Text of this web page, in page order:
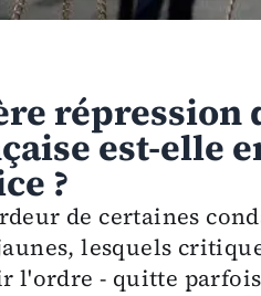
répression
est-elle
?
de certaines
lesquels
l'ordre - quitte